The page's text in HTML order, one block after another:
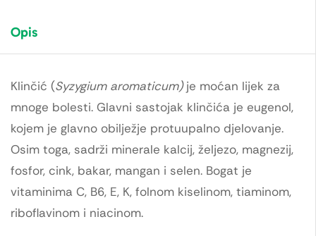
Opis
Klinčić (Syzygium aromaticum)je moćan lijek za
mnoge bolesti. Glavni sastojak klinčića je eugenol,
kojem je glavno obilježje protuupalno djelovanje.
Osim toga, sadrži minerale kalcij, željezo, magnezij,
fosfor, cink, bakar, mangan i selen. Bogat je
vitaminima C, B6, E, K, folnom kiselinom, tiaminom,
riboflavinom i niacinom.